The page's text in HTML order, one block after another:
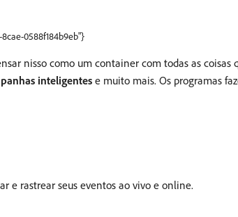
0588f184b9eb"}
nisso como um container com todas as coisas
inteligentese muito mais. Os programas
e rastrear seus eventos ao vivo e online.